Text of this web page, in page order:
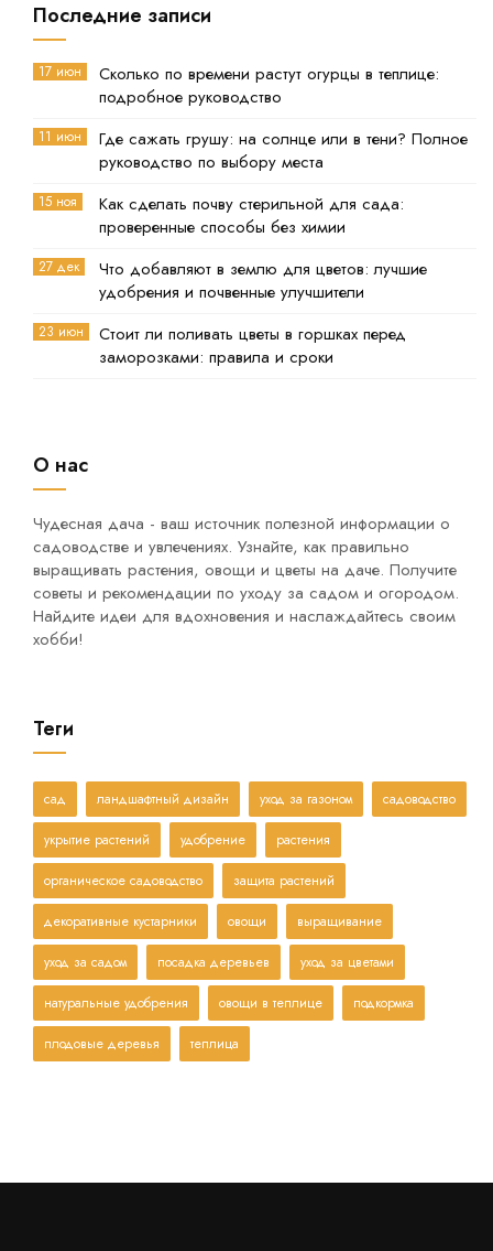
Последние записи
17 июн
Сколько по времени растут огурцы в теплице:
подробное руководство
11 июн
Где сажать грушу: на солнце или в тени? Полное
руководство по выбору места
15 ноя
Как сделать почву стерильной для сада:
проверенные способы без химии
27 дек
Что добавляют в землю для цветов: лучшие
удобрения и почвенные улучшители
23 июн
Стоит ли поливать цветы в горшках перед
заморозками: правила и сроки
О нас
Чудесная дача - ваш источник полезной информации о
садоводстве и увлечениях. Узнайте, как правильно
выращивать растения, овощи и цветы на даче. Получите
советы и рекомендации по уходу за садом и огородом.
Найдите идеи для вдохновения и наслаждайтесь своим
хобби!
Теги
сад ландшафтный дизайн уход за газоном садоводство
укрытие растений удобрение растения
органическое садоводство защита растений
декоративные кустарники овощи выращивание
уход за садом посадка деревьев уход за цветами
натуральные удобрения овощи в теплице подкормка
плодовые деревья теплица